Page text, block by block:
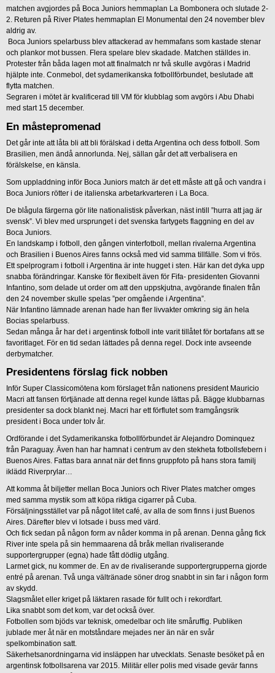
matchen avgjordes på Boca Juniors hemmaplan La Bombonera och slutade 2-
2. Returen på River Plates hemmaplan El Monumental den 24 november blev
aldrig av.
Boca Juniors spelarbuss blev attackerad av hemmafans som kastade stenar
och plankor mot bussen. Flera spelare blev skadade. Matchen ställdes in.
Protester från båda lagen mot att finalmatch nr två skulle avgöras i Madrid
hjälpte inte. Conmebol, det sydamerikanska fotbollförbundet, beslutade att
flytta matchen.
Segraren i mötet är kvalificerad till VM för klubblag som avgörs i Abu Dhabi
med start 15 december.
En måstepromenad
Det går inte att låta bli att bli förälskad i detta Argentina och dess fotboll. Som
Brasilien, men ändå annorlunda. Nej, sällan går det att verbalisera en
förälskelse, en känsla.
Som uppladdning inför Boca Juniors match är det ett måste att gå och vandra i
Boca Juniors rötter i de italienska arbetarkvarteren i La Boca.
De blågula färgerna gör lite nationalistisk påverkan, näst intill ”hurra att jag är
svensk”. Vi blev med ursprunget i det svenska fartygets flaggning en del av
Boca Juniors.
En landskamp i fotboll, den gången vinterfotboll, mellan rivalerna Argentina
och Brasilien i Buenos Aires fanns också med vid samma tillfälle. Som vi frös.
Ett spelprogram i fotboll i Argentina är inte hugget i sten. Här kan det dyka upp
snabba förändringar. Kanske för flexibelt även för Fifa- presidenten Giovanni
Infantino, som delade ut order om att den uppskjutna, avgörande finalen från
den 24 november skulle spelas ”per omgående i Argentina”.
När Infantino lämnade arenan hade han fler livvakter omkring sig än hela
Bocias spelarbuss.
Sedan många år har det i argentinsk fotboll inte varit tillåtet för bortafans att se
favoritlaget. För en tid sedan lättades på denna regel. Dock inte avseende
derbymatcher.
Presidentens förslag fick nobben
Inför Super Classicomötena kom förslaget från nationens president Mauricio
Macri att fansen förtjänade att denna regel kunde lättas på. Bägge klubbarnas
presidenter sa dock blankt nej. Macri har ett förflutet som framgångsrik
president i Boca under tolv år.
Ordförande i det Sydamerikanska fotbollförbundet är Alejandro Dominquez
från Paraguay. Även han har hamnat i centrum av den stekheta fotbollsfebern i
Buenos Aires. Fattas bara annat när det finns gruppfoto på hans stora familj
iklädd Riverprylar…
Att komma åt biljetter mellan Boca Juniors och River Plates matcher omges
med samma mystik som att köpa riktiga cigarrer på Cuba.
Försäljningsstället var på något litet café, av alla de som finns i just Buenos
Aires. Därefter blev vi lotsade i buss med värd.
Och fick sedan på någon form av nåder komma in på arenan. Denna gång fick
River inte spela på sin hemmaarena då bråk mellan rivaliserande
supportergrupper (egna) hade fått dödlig utgång.
Larmet gick, nu kommer de. En av de rivaliserande supportergrupperna gjorde
entré på arenan. Två unga vältränade söner drog snabbt in sin far i någon form
av skydd.
Slagsmålet eller kriget på läktaren rasade för fullt och i rekordfart.
Lika snabbt som det kom, var det också över.
Fotbollen som bjöds var teknisk, omedelbar och lite småruffig. Publiken
jublade mer åt när en motståndare mejades ner än när en svår
spelkombination satt.
Säkerhetsanordningarna vid insläppen har utvecklats. Senaste besöket på en
argentinsk fotbollsarena var 2015. Militär eller polis med visade gevär fanns